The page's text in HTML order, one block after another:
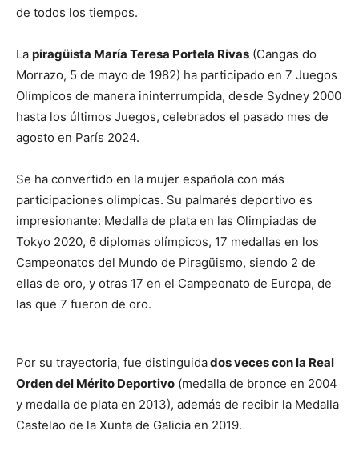
de todos los tiempos.
La piragüista María Teresa Portela Rivas (Cangas do
Morrazo, 5 de mayo de 1982) ha participado en 7 Juegos
Olímpicos de manera ininterrumpida, desde Sydney 2000
hasta los últimos Juegos, celebrados el pasado mes de
agosto en París 2024.
Se ha convertido en la mujer española con más
participaciones olímpicas. Su palmarés deportivo es
impresionante: Medalla de plata en las Olimpiadas de
Tokyo 2020, 6 diplomas olímpicos, 17 medallas en los
Campeonatos del Mundo de Piragüismo, siendo 2 de
ellas de oro, y otras 17 en el Campeonato de Europa, de
las que 7 fueron de oro.
Por su trayectoria, fue distinguidados veces con la Real
Orden del Mérito Deportivo (medalla de bronce en 2004
y medalla de plata en 2013), además de recibir la Medalla
Castelao de la Xunta de Galicia en 2019.